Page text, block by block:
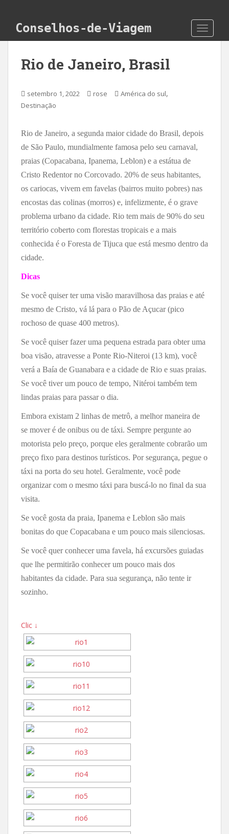
Conselhos-de-Viagem
Rio de Janeiro, Brasil
setembro 1, 2022 rose América do sul,
Destinação
Rio de Janeiro, a segunda maior cidade do Brasil, depois
de São Paulo, mundialmente famosa pelo seu carnaval,
praias (Copacabana, Ipanema, Leblon) e a estátua de
Cristo Redentor no Corcovado. 20% de seus habitantes,
os cariocas, vivem em favelas (bairros muito pobres) nas
encostas das colinas (morros) e, infelizmente, é o grave
problema urbano da cidade. Rio tem mais de 90% do seu
território coberto com florestas tropicais e a mais
conhecida é o Foresta de Tijuca que está mesmo dentro da
cidade.
Dicas
Se você quiser ter uma visão maravilhosa das praias e até
mesmo de Cristo, vá lá para o Pão de Açucar (pico
rochoso de quase 400 metros).
Se você quiser fazer uma pequena estrada para obter uma
boa visão, atravesse a Ponte Rio-Niteroi (13 km), você
verá a Baía de Guanabara e a cidade de Rio e suas praias.
Se você tiver um pouco de tempo, Nitéroi também tem
lindas praias para passar o dia.
Embora existam 2 linhas de metrô, a melhor maneira de
se mover é de onibus ou de táxi. Sempre pergunte ao
motorista pelo preço, porque eles geralmente cobrarão um
preço fixo para destinos turísticos. Por segurança, pegue o
táxi na porta do seu hotel. Geralmente, você pode
organizar com o mesmo táxi para buscá-lo no final da sua
visita.
Se você gosta da praia, Ipanema e Leblon são mais
bonitas do que Copacabana e um pouco mais silenciosas.
Se você quer conhecer uma favela, há excursões guiadas
que lhe permitirão conhecer um pouco mais dos
habitantes da cidade. Para sua segurança, não tente ir
sozinho.
Clic ↓